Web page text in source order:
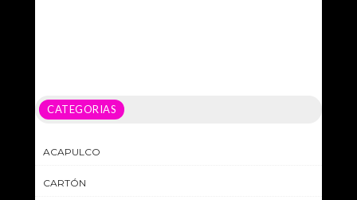
CATEGORIAS
ACAPULCO
CARTÓN